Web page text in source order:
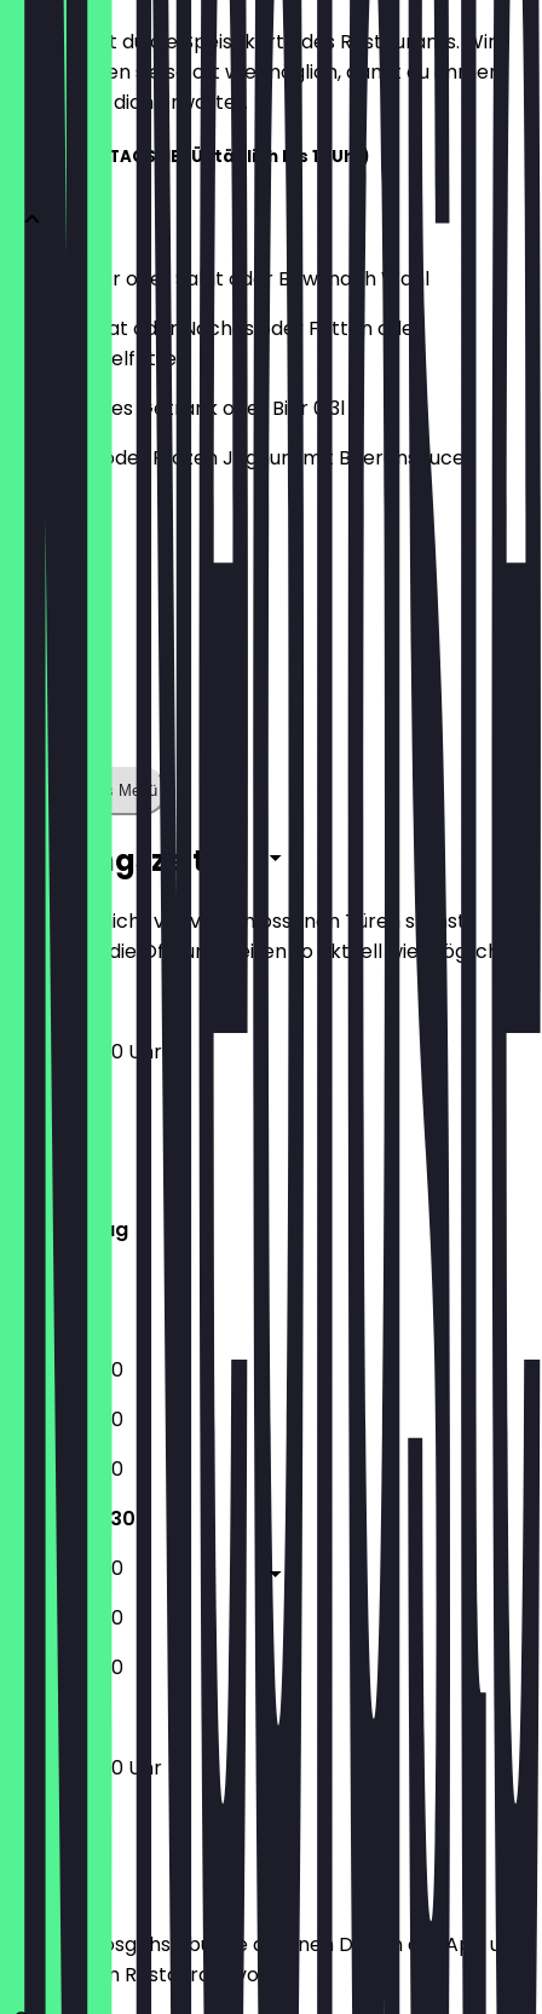
Hier findest du die Speisekarte des Restaurants. Wir
aktualisieren sie so oft wie möglich, damit du immer
weißt, was dich erwartet.
PETER'S MITTAGSMENÜ (täglich bis 17 Uhr)
Dein Burger oder Salat oder Bowl nach Wahl
Kleiner Salat oder Nachos oder Fritten oder
Süßkartoffelfritten
Alkoholfreies Getränk oder Bier 0,3l
Hot Drink oder Frozen Joghurt mit Beerensauce
Zeige ganzes Menü
Öffnungszeiten
Damit du nicht vor verschlossenen Türen stehst,
halten wir die Öffnungszeiten so aktuell wie möglich.
12:00 - 22:30 Uhr
Montag
Dienstag
Mittwoch
Donnerstag
Freitag
Samstag
Sonntag
12:00 - 22:30
12:00 - 22:30
12:00 - 22:30
12:00 - 22:30
12:00 - 23:30
12:00 - 23:30
12:00 - 22:30
12:00 - 22:30 Uhr
Bevor du losgehst, buche dir einen Deal in der App und
zeige ihn im Restaurant vor.